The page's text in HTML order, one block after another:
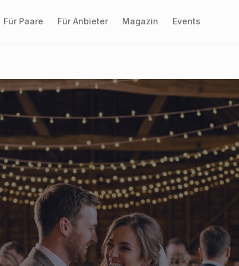
Für Paare Für Anbieter Magazin Events